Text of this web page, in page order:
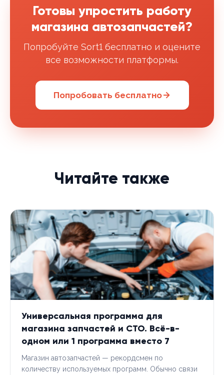
Готовы упростить работу
магазина автозапчастей?
Попробуйте Sort1 бесплатно и оцените
все возможности платформы.
Попробовать бесплатно
Читайте также
Универсальная программа для
магазина запчастей и СТО. Всё-в-
одном или 1 программа вместо 7
Магазин автозапчастей — рекордсмен по
количеству используемых программ. Обычно связи